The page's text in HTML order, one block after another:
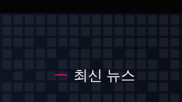
최신 뉴스